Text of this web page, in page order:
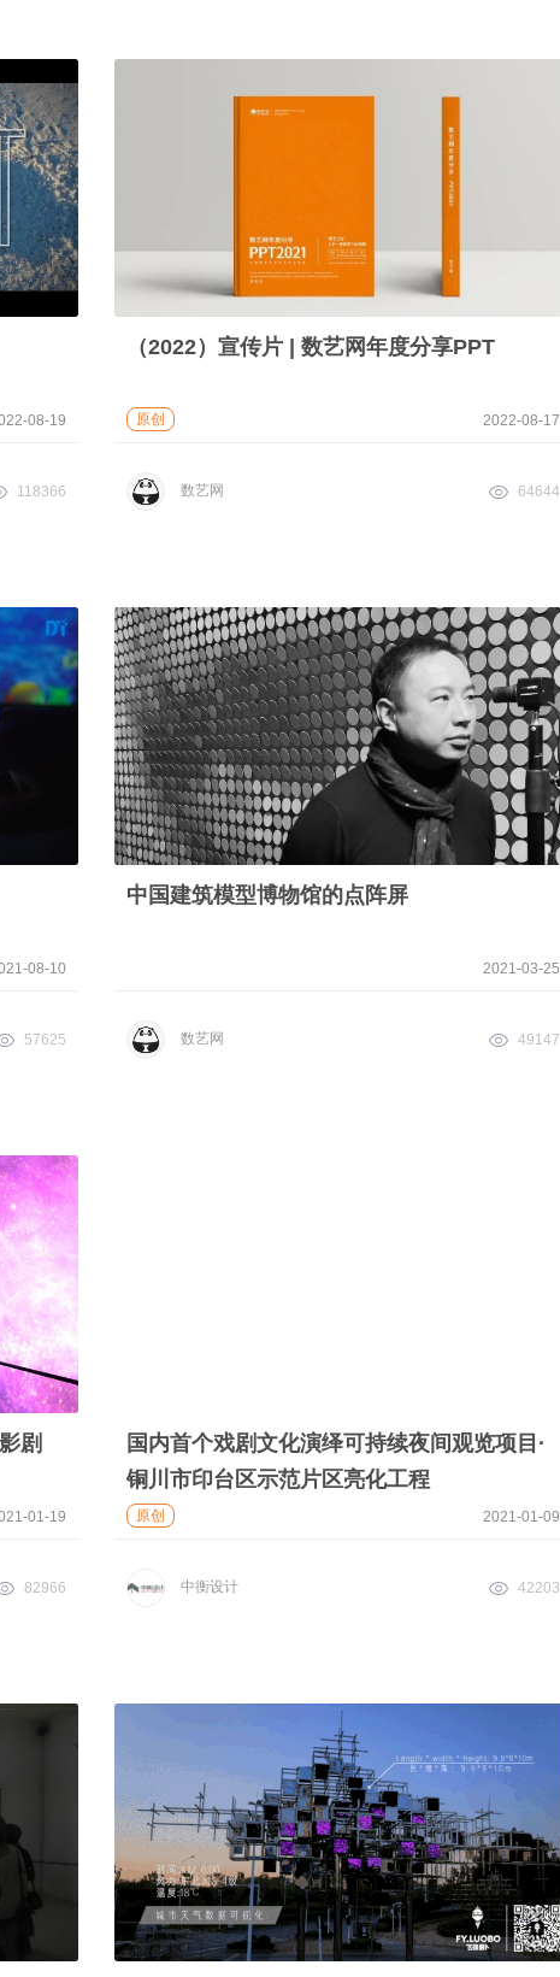
08-19
118366
（2022）宣传片 | 数艺网年度分享PPT
原创 2022-08-17
数艺网 64644
08-10
57625
中国建筑模型博物馆的点阵屏
2021-03-25
数艺网 49147
剧
01-19
82966
国内首个戏剧文化演绎可持续夜间观览项目·
铜川市印台区示范片区亮化工程
原创 2021-01-09
中衡设计 42203